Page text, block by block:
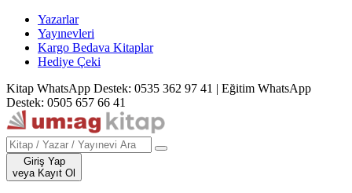
Yazarlar
Yayınevleri
Kargo Bedava Kitaplar
Hediye Çeki
Kitap WhatsApp Destek: 0535 362 97 41 | Eğitim WhatsApp
Destek: 0505 657 66 41
Giriş Yap
veya Kayıt Ol